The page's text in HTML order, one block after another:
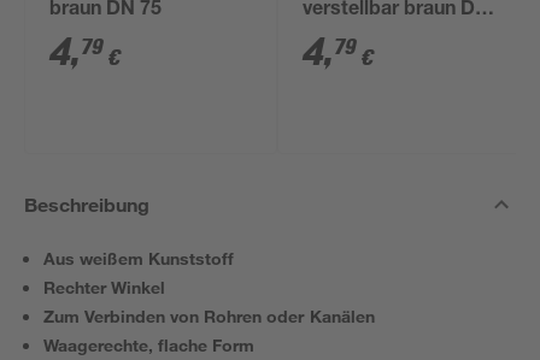
braun DN 75
4,79 €
verstellbar braun DN
75
4,79 €
Beschreibung
Aus weißem Kunststoff
Rechter Winkel
Zum Verbinden von Rohren oder Kanälen
Waagerechte, flache Form